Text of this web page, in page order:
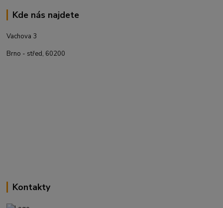
Kde nás najdete
Vachova 3
Brno - střed, 60200
Kontakty